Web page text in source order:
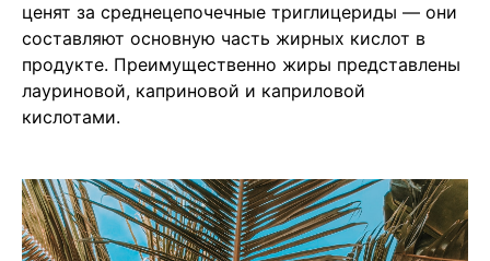
ценят за среднецепочечные триглицериды — они
составляют основную часть жирных кислот в
продукте. Преимущественно жиры представлены
лауриновой, каприновой и каприловой
кислотами.